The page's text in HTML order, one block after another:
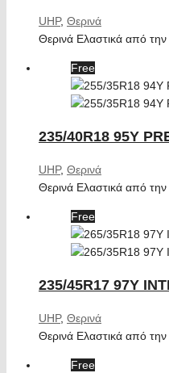
UHP, Θερινά
Θερινά Ελαστικά από την
Free
235/40R18 95Y
UHP, Θερινά
Θερινά Ελαστικά από την
Free
235/45R17 97Y
UHP, Θερινά
Θερινά Ελαστικά από την
Free